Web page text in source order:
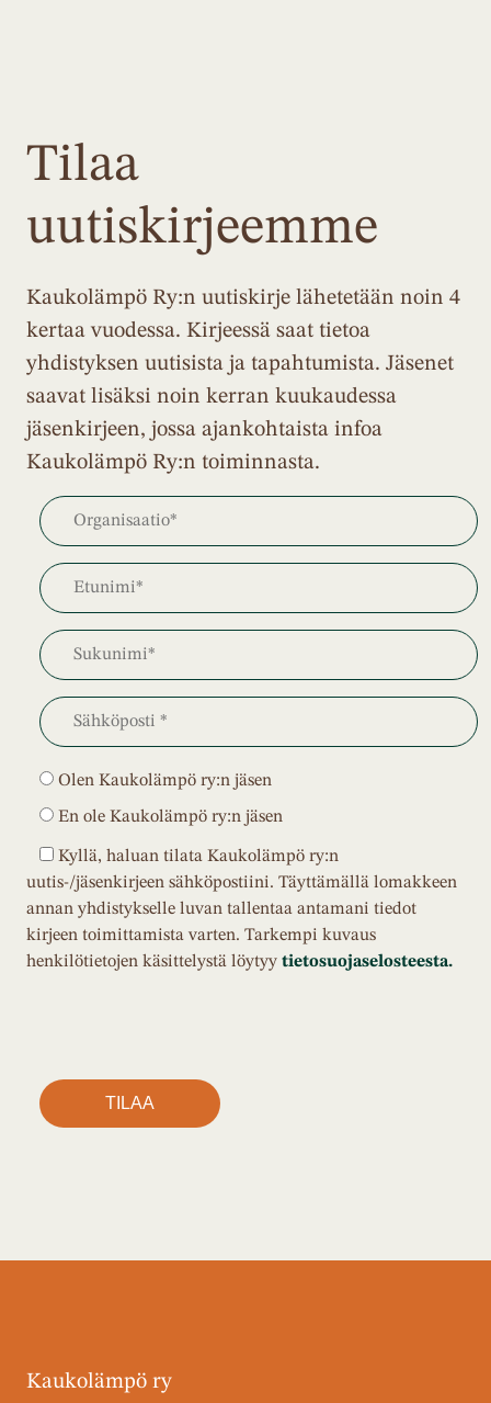
Tilaa
uutiskirjeemme
Kaukolämpö Ry:n uutiskirje lähetetään noin 4
kertaa vuodessa. Kirjeessä saat tietoa
yhdistyksen uutisista ja tapahtumista. Jäsenet
saavat lisäksi noin kerran kuukaudessa
jäsenkirjeen, jossa ajankohtaista infoa
Kaukolämpö Ry:n toiminnasta.
Olen Kaukolämpö ry:n jäsen
En ole Kaukolämpö ry:n jäsen
Kyllä, haluan tilata Kaukolämpö ry:n
uutis-/jäsenkirjeen sähköpostiini. Täyttämällä lomakkeen
annan yhdistykselle luvan tallentaa antamani tiedot
kirjeen toimittamista varten. Tarkempi kuvaus
henkilötietojen käsittelystä löytyy tietosuojaselosteesta.
Kaukolämpö ry